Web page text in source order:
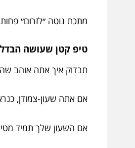
מתכת נוטה ״לזרום״
טיפ קטן שעושה הבדל
תבדוק איך אתה אוהב
אם אתה שעון-צמודן,
אם השעון שלך תמיד